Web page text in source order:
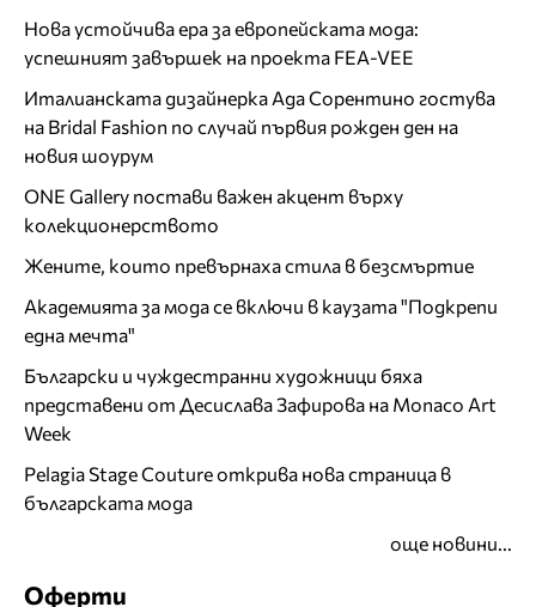
Нова устойчива ера за европейската мода:
успешният завършек на проекта FEA-VEE
Италианската дизайнерка Ада Сорентино гостува
на Bridal Fashion по случай първия рожден ден на
новия шоурум
ONE Gallery постави важен акцент върху
колекционерството
Жените, които превърнаха стила в безсмъртие
Академията за мода се включи в каузата "Подкрепи
една мечта"
Български и чуждестранни художници бяха
представени от Десислава Зафирова на Monaco Art
Week
Pelagia Stage Couture открива нова страница в
българската мода
още новини...
Оферти